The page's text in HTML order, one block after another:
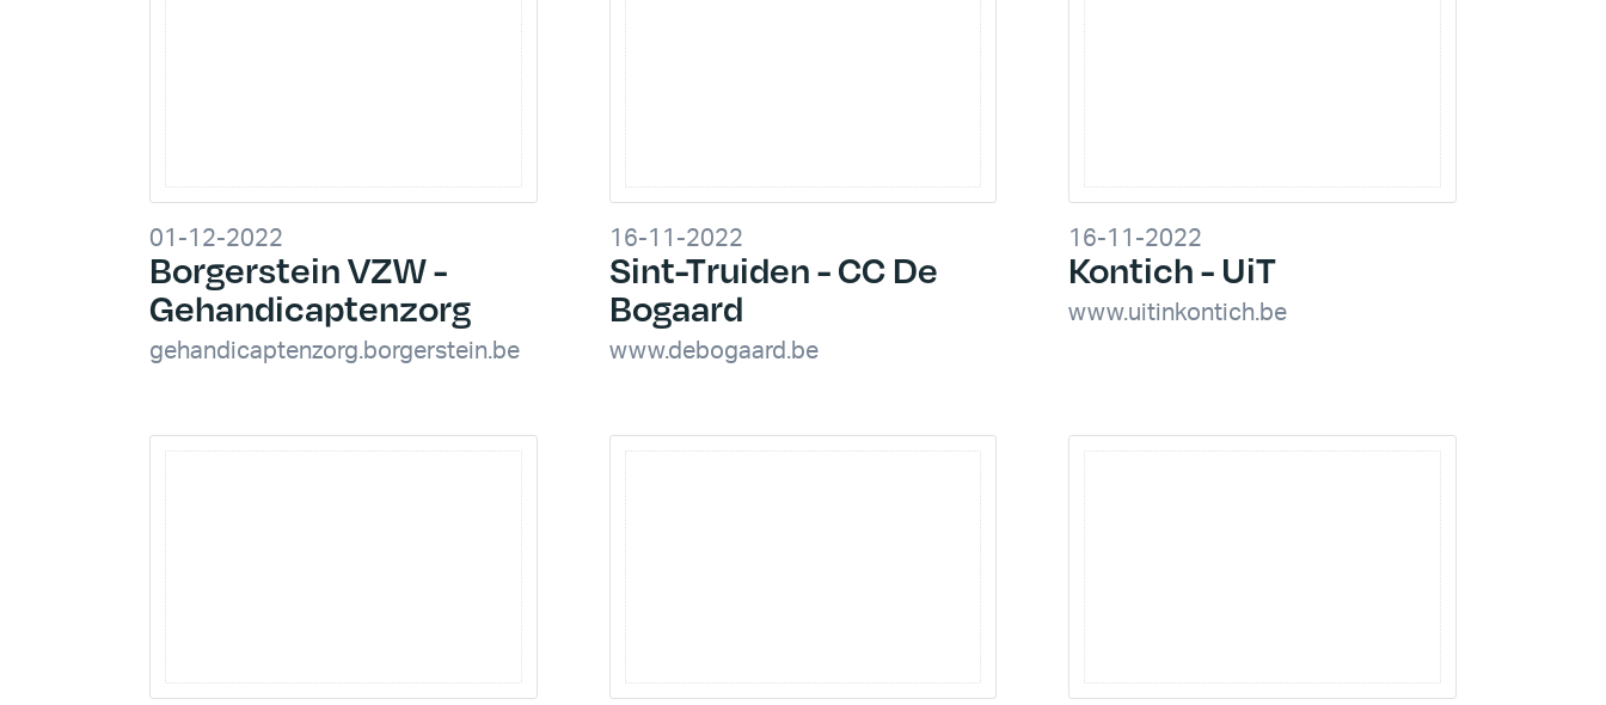
01-12-2022
Borgerstein VZW -
Gehandicaptenzorg
gehandicaptenzorg.borgerstein.be
16-11-2022
Sint-Truiden - CC De
Bogaard
www.debogaard.be
16-11-2022
Kontich - UiT
www.uitinkontich.be